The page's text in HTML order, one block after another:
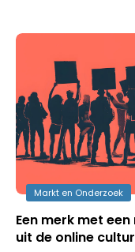
Markt en Onderzoek
Een merk met
uit de online